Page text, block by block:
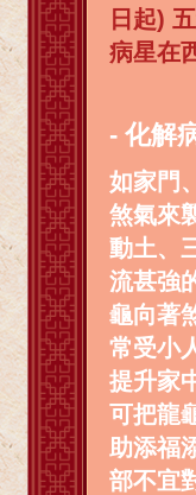
日起)
病星在
- 化解
如家門
煞氣來
動土、
流甚強
龜向著
常受小
提升家
可把龍
助添福
部不宜